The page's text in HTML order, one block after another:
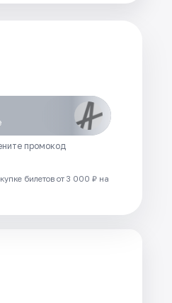
промокод
билетов от 3 000 ₽ на